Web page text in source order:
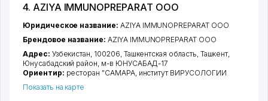
4. AZIYA IMMUNOPREPARAT ООО
Юридическое название: AZIYA IMMUNOPREPARAT ООО
Брендовое название: AZIYA IMMUNOPREPARAT ООО
Адрес: Узбекистан, 100206, Ташкентская область Ташкент
Юнусабадский район м-в ЮНУСАБАД-17
Ориентир: ресторан "САМАРА, институт ВИРУСОЛОГИИ
Показать на карте